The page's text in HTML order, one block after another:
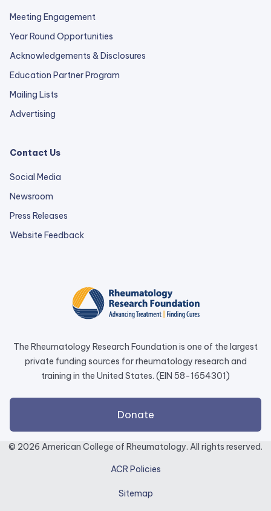
Meeting Engagement
Year Round Opportunities
Acknowledgements & Disclosures
Education Partner Program
Mailing Lists
Advertising
Contact Us
Social Media
Newsroom
Press Releases
Website Feedbackexternal
a
new
tab.
The Rheumatology Research Foundation is one of the largest
private funding sources for rheumatology research and
training in the United States. (EIN 58-1654301)
Donateexternal
link
opens
a
© 2026 American College of Rheumatology. All rights reserved.
ACR Policies
Sitemap